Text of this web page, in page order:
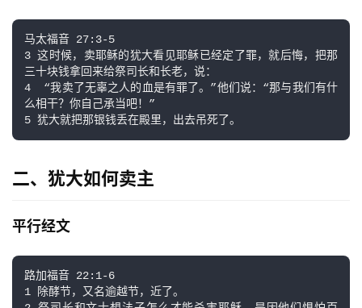
马太福音 27:3-5
3 这时候，卖耶稣的犹大看见耶稣已经定了罪，就后悔，把那
三十块钱拿回来给祭司长和长老，说：
4  “我卖了无辜之人的血是有罪了。”他们说：“那与我们有什
么相干？你自己承当吧！”
5 犹大就把那银钱丢在殿里，出去吊死了。
二、犹大如何卖主
平行经文
路加福音 22:1-6
1 除酵节，又名逾越节，近了。